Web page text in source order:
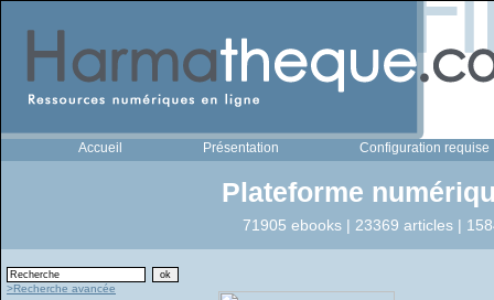
Accueil Présentation Configuration requise
Plateforme
71905 ebooks | 23369 articles |
>Recherche avancée